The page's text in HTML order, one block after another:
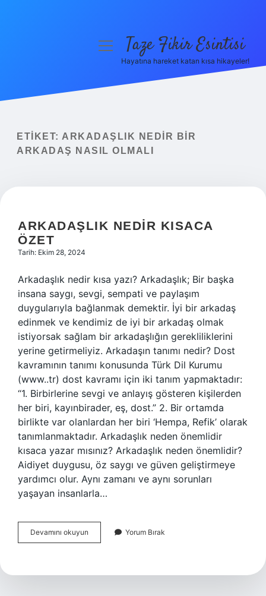
Yasal Uyarı
menüyüTaze Fikir Esintisi
Hayatına hareket katan kısa hikayeler!
ETIKET: ARKADAŞLIK NEDIR BIR
ARKADAŞ NASIL OLMALI
ARKADAŞLIK NEDIR KISACA
ÖZET
Tarih: Ekim 28, 2024
Arkadaşlık nedir kısa yazı? Arkadaşlık; Bir başka
insana saygı, sevgi, sempati ve paylaşım
duygularıyla bağlanmak demektir. İyi bir arkadaş
edinmek ve kendimiz de iyi bir arkadaş olmak
istiyorsak sağlam bir arkadaşlığın gerekliliklerini
yerine getirmeliyiz. Arkadaşın tanımı nedir? Dost
kavramının tanımı konusunda Türk Dil Kurumu
(www..tr) dost kavramı için iki tanım yapmaktadır:
“1. Birbirlerine sevgi ve anlayış gösteren kişilerden
her biri, kayınbirader, eş, dost.” 2. Bir ortamda
birlikte var olanlardan her biri ‘Hempa, Refik’ olarak
tanımlanmaktadır. Arkadaşlık neden önemlidir
kısaca yazar mısınız? Arkadaşlık neden önemlidir?
Aidiyet duygusu, öz saygı ve güven geliştirmeye
yardımcı olur. Aynı zamanı ve aynı sorunları
yaşayan insanlarla…
Devamını okuyun Arkadaşlık
Nedir
Yorum Bırak